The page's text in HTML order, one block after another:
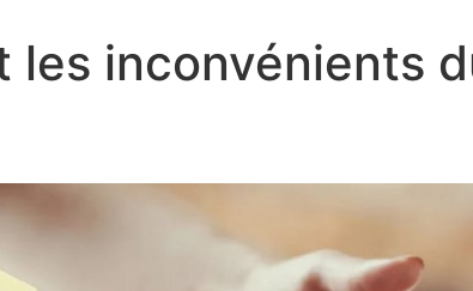
les inconvénients